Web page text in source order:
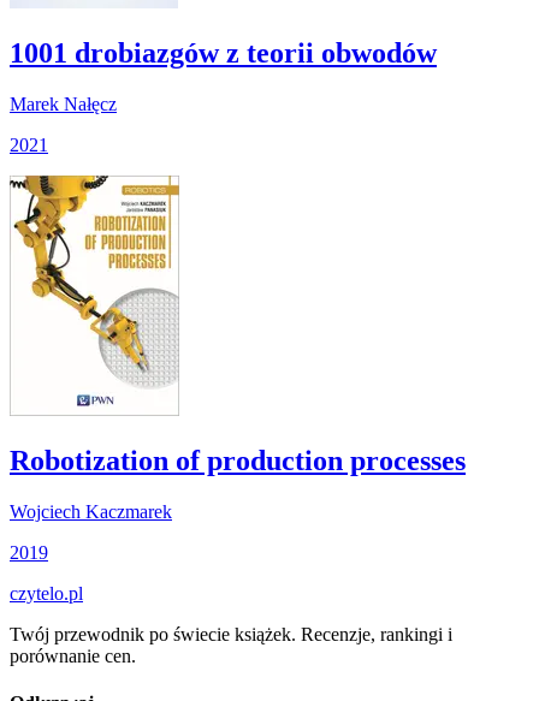
1001 drobiazgów z teorii obwodów
Marek Nałęcz
2021
Robotization of production processes
Wojciech Kaczmarek
2019
czytelo.pl
Twój przewodnik po świecie książek. Recenzje, rankingi i
porównanie cen.